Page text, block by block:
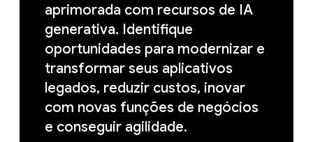
aprimorada com recursos de IA
generativa. Identifique
oportunidades para modernizar e
transformar seus aplicativos
legados, reduzir custos, inovar
com novas funções de negócios
e conseguir agilidade.